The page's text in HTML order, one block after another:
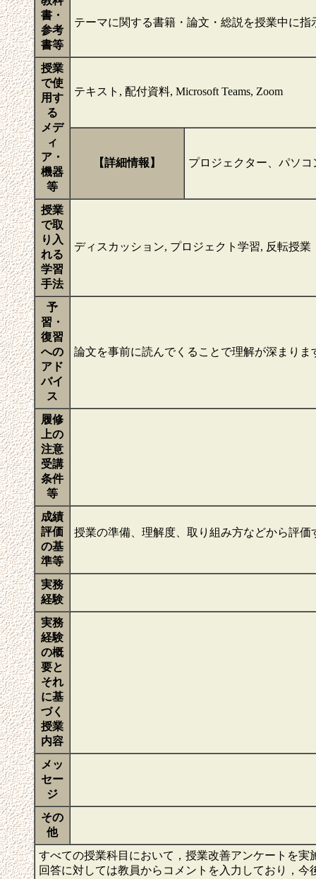
書・
参考
書等
テーマに関する書籍・論文・総説を授業中に
授業
で使
用す
る
メデ
ィ
ア・
機器
等
テキスト, 配付資料, Microsoft Teams, Zoom
【詳細情報】 プロジェクター、パソ
授業
で取
り入
れる
学習
手法
ディスカッション, プロジェクト学習, 反転授業
予
習・
復習
への
アド
バイ
ス
論文を事前に読んでくることで理解が深まりま
履修
上の
注意
受講
条件
等
成績
評価
の基
準等
授業の準備、理解度、取り組み方などから評価
実務
経験
実務
経験
の概
要と
それ
に基
づく
授業
内容
メッ
セー
ジ
その
他
すべての授業科目において，授業改善アンケートを
回答に対しては教員からコメントを入力しており，